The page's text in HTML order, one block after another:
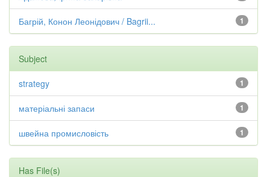
1
Багрій, Конон Леонідович / Bagrii...
Subject
1
strategy
1
матеріальні запаси
1
швейна промисловість
Has File(s)